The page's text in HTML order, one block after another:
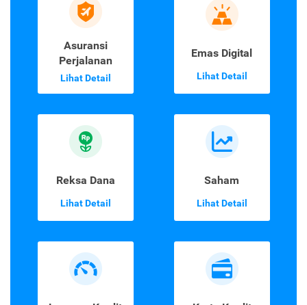
Asuransi
Perjalanan
Lihat Detail
Emas Digital
Lihat Detail
Reksa Dana
Lihat Detail
Saham
Lihat Detail